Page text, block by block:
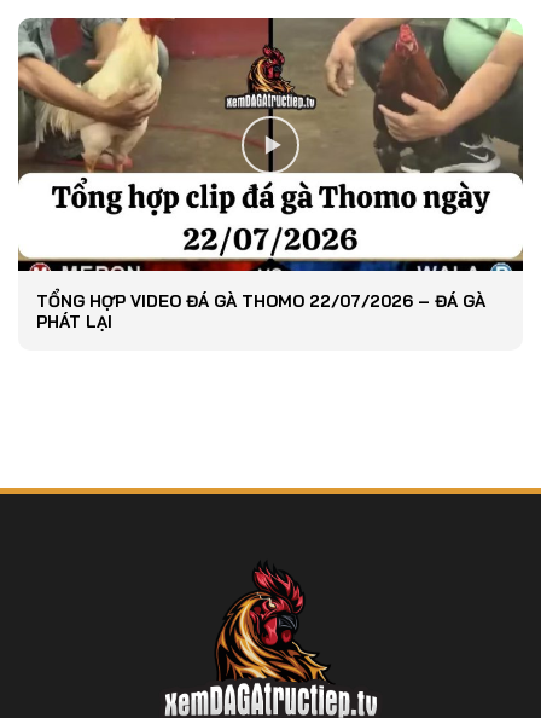
TỔNG HỢP VIDEO ĐÁ GÀ THOMO 22/07/2026 – ĐÁ GÀ
PHÁT LẠI